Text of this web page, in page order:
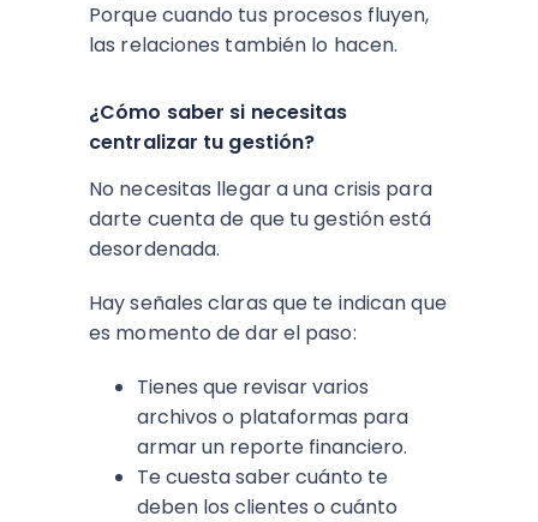
Porque cuando tus procesos fluyen,
las relaciones también lo hacen.
¿Cómo saber si necesitas
centralizar tu gestión?
No necesitas llegar a una crisis para
darte cuenta de que tu gestión está
desordenada.
Hay señales claras que te indican que
es momento de dar el paso:
Tienes que revisar varios
archivos o plataformas para
armar un reporte financiero.
Te cuesta saber cuánto te
deben los clientes o cuánto